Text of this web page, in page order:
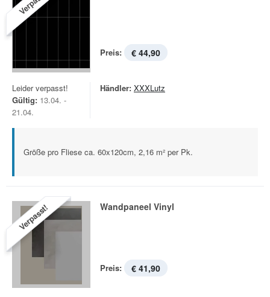
Preis: € 44,90
Leider verpasst!
Gültig: 13.04. -
21.04.
Händler: XXXLutz
Größe pro Fliese ca. 60x120cm, 2,16 m² per Pk.
Verpasst! Wandpaneel Vinyl
Preis: € 41,90